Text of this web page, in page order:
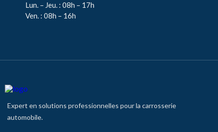
Lun. – Jeu. : 08h – 17h
Ven. : 08h – 16h
Expert en solutions professionnelles pour la carrosserie
automobile.